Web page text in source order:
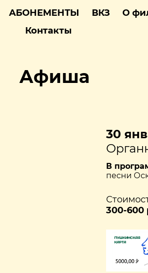
АБОНЕМЕНТЫ ВКЗ О
Контакты
Афиша
30
В
песни
300-600